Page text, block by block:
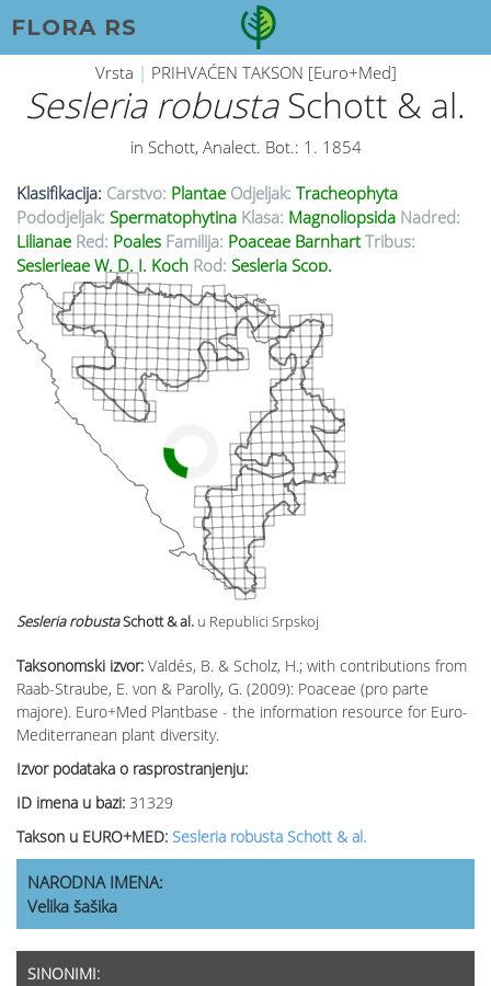
FLORA RS
Vrsta | PRIHVAĆEN TAKSON [Euro+Med]
Sesleria robustaSchott & al.
in Schott, Analect. Bot.: 1. 1854
Klasifikacija: Carstvo: Plantae Odjeljak: Tracheophyta
Pododjeljak: Spermatophytina Klasa: Magnoliopsida Nadred:
Lilianae Red: Poales Familija: Poaceae BarnhartTribus:
Seslerieae W. D. J. Koch Rod: Sesleria Scop.
Taksonomski izvor: Valdés, B. & Scholz, H.; with contributions from
Raab-Straube, E. von & Parolly, G. (2009): Poaceae (pro parte
majore). Euro+Med Plantbase - the information resource for Euro-
Mediterranean plant diversity.
Izvor podataka o rasprostranjenju:
ID imena u bazi: 31329
Takson u EURO+MED: Sesleria robusta Schott & al.
Sesleria robustaSchott & al. u Republici Srpskoj
NARODNA IMENA:
Velika šašika
SINONIMI: